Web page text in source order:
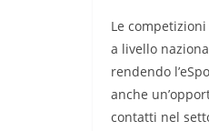
Le
a livello
rendendo
anche
contatti nel